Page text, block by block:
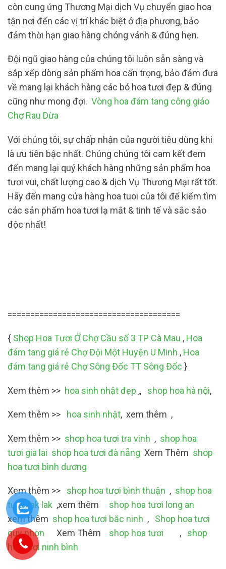
còn cung ứng Thương Mại dịch Vụ chuyển giao hoa
tận nơi đến các vị trí khác biệt ở địa phương, bảo
đảm thời hạn giao hàng chóng vánh & đúng hẹn.
Đội ngũ giao hàng của chúng tôi luôn sẵn sàng và
sắp xếp dòng sản phẩm hoa cẩn trọng, bảo đảm đưa
về mang lại khách hàng các bó hoa tươi đẹp & đúng
cũng như mong đợi. Vòng hoa đám tang công giáo
Chợ Rau Dừa
Với chúng tôi, sự chấp nhận của người tiêu dùng khi
là ưu tiên bậc nhất. Chúng chúng tôi cam kết đem
đến mang lại quý khách hàng những sản phẩm hoa
tươi vui, chất lượng cao & dịch Vụ Thương Mại rất tốt.
Hãy đến mang cửa hàng hoa tuoi của tôi để kiếm tìm
các sản phẩm hoa tươi lạ mắt & tinh tế và sắc sảo
độc nhất!
======================================
{ Shop Hoa Tươi Ở Chợ Cầu số 3 TP Cà Mau , Hoa
đám tang giá rẻ Chợ Đội Một Huyện U Minh , Hoa
đám tang giá rẻ Chợ Sông Đốc TT Sông Đốc }
Xem thêm >> hoa sinh nhật đẹp ,, shop hoa hà nội,
Xem thêm >> hoa sinh nhật, xem thêm ,
Xem thêm >> shop hoa tươi tra vinh , shop hoa
tươi gia lai shop hoa tươi đà nẵng Xem Thêm shop
hoa tươi bình dương
Xem thêm >> shop hoa tươi bình thuận , shop hoa
tươi dak lak ,xem thêm shop hoa tươi long an
xem thêm shop hoa tươi băc ninh ,
Shop hoa tươi
quy nhơn
Xem Thêm shop hoa tươi ,
shop
hoa tươi ninh bình